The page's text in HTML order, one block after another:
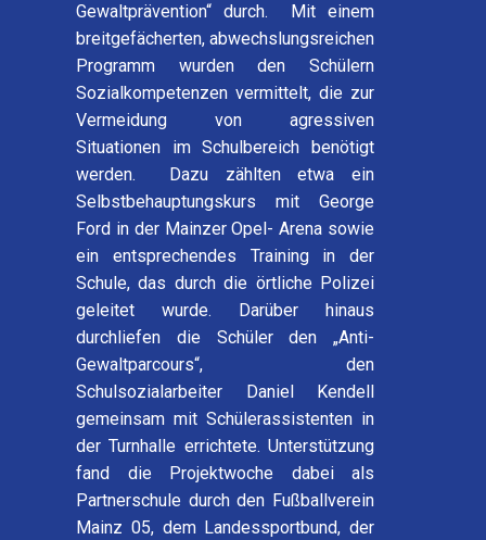
Gewaltprävention“ durch. Mit einem
breitgefächerten, abwechslungsreichen
Programm wurden den Schülern
Sozialkompetenzen vermittelt, die zur
Vermeidung von agressiven
Situationen im Schulbereich benötigt
werden. Dazu zählten etwa ein
Selbstbehauptungskurs mit George
Ford in der Mainzer Opel- Arena sowie
ein entsprechendes Training in der
Schule, das durch die örtliche Polizei
geleitet wurde. Darüber hinaus
durchliefen die Schüler den „Anti-
Gewaltparcours“, den
Schulsozialarbeiter Daniel Kendell
gemeinsam mit Schülerassistenten in
der Turnhalle errichtete. Unterstützung
fand die Projektwoche dabei als
Partnerschule durch den Fußballverein
Mainz 05, dem Landessportbund, der